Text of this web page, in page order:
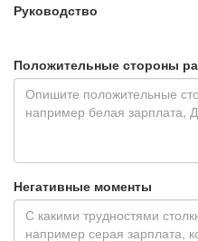
Руководство
Положительные стороны
Негативные моменты